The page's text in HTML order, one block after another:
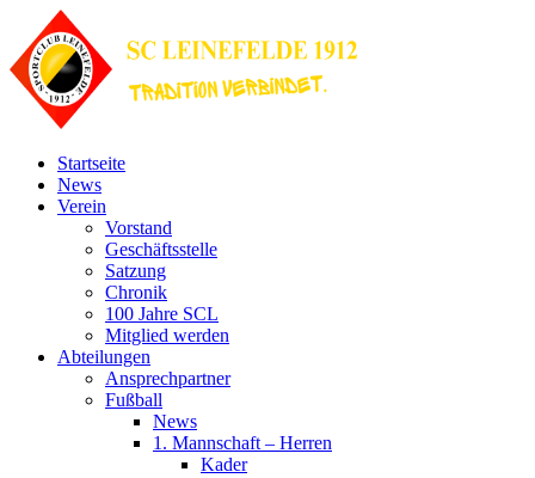
Startseite
News
Verein
Vorstand
Geschäftsstelle
Satzung
Chronik
100 Jahre SCL
Mitglied werden
Abteilungen
Ansprechpartner
Fußball
News
1. Mannschaft – Herren
Kader